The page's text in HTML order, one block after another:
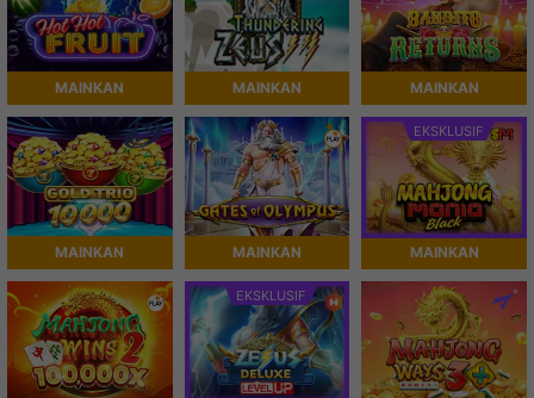
MAINKAN MAINKAN MAINKAN
MAINKAN MAINKAN
EKSKLUSIF
MAINKAN
EKSKLUSIF